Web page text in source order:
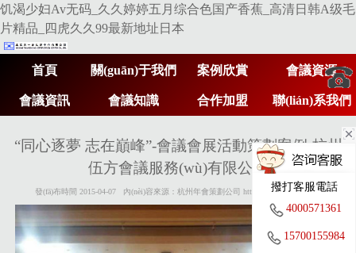
饥渴少妇Av无码_久久婷婷五月综合色国产香蕉_高清日韩A级毛
片精品_四虎久久99最新地址日本
首頁 關(guān)于我們 案例欣賞 會議資源
會議資訊 會議知識 合作加盟 聯(lián)系我們
400-
“同心逐夢 志在巔峰”-會議會展活動策劃案例-杭州
伍方會議服務(wù)有限公司
發(fā)布時間 2015-04-07 內(nèi)容來源：杭州年會策劃公司 http://www.27xsgw.com
撥打客服電話
4000571361
15700155984